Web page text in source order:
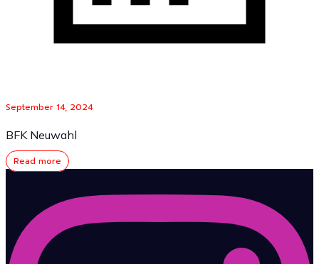
September 14, 2024
BFK Neuwahl
Read more